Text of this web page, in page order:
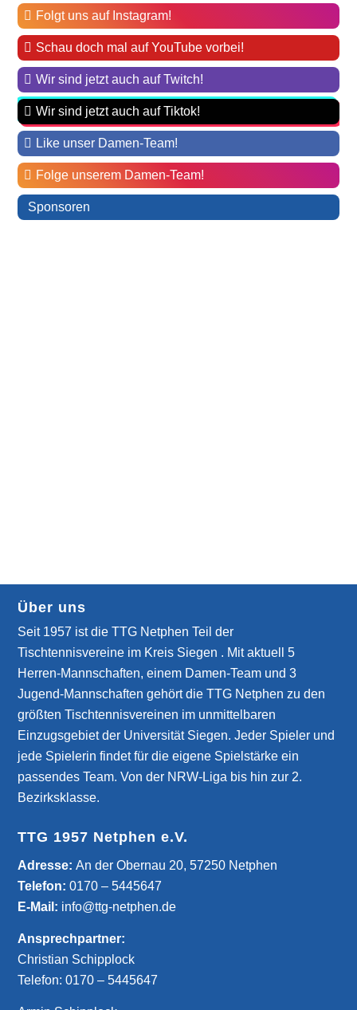
Folgt uns auf Instagram!
Schau doch mal auf YouTube vorbei!
Wir sind jetzt auch auf Twitch!
Wir sind jetzt auch auf Tiktok!
Like unser Damen-Team!
Folge unserem Damen-Team!
Sponsoren
Über uns
Seit 1957 ist die TTG Netphen Teil der
Tischtennisvereine im Kreis Siegen . Mit aktuell 5
Herren-Mannschaften, einem Damen-Team und 3
Jugend-Mannschaften gehört die TTG Netphen zu den
größten Tischtennisvereinen im unmittelbaren
Einzugsgebiet der Universität Siegen. Jeder Spieler und
jede Spielerin findet für die eigene Spielstärke ein
passendes Team. Von der NRW-Liga bis hin zur 2.
Bezirksklasse.
TTG 1957 Netphen e.V.
­Adresse:An der Obernau 20, 57250 Netphen
Telefon:0170 – 5445647
E-Mail: info@ttg-netphen.de
Ansprechpartner:
Christian Schipplock
Telefon:0170 – 5445647